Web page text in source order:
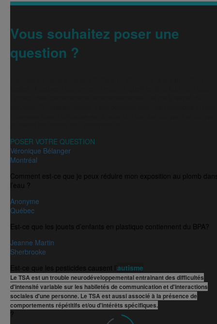
Vous souhaitez poser une
question ?
POSER VOTRE QUESTION
Véronique Bélanger
Montréal
Comment est-ce que je peux réduire mon exposition au plomb
l’eau ?
Anonyme
Québec
Est-ce que les jouets d’enfants en plastique contiennent du BPA?
Jeanne Martin
Sherbrooke
Est-ce que les pesticides causent l’autisme
Le TSA est un trouble neurodéveloppemental entrainant des difficultés
d'intensité variable sur les habiletés de communication et d'interactions
sociales d'une personne. Le TSA est aussi associé à la présence de
comportements répétitifs et/ou d'intérêts spécifiques.
?